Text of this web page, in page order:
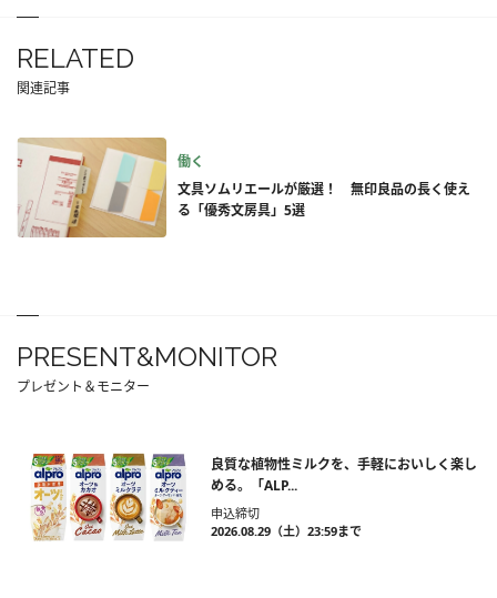
RELATED
関連記事
働く
文具ソムリエールが厳選！ 無印良品の長く使え
る「優秀文房具」5選
PRESENT&MONITOR
プレゼント＆モニター
良質な植物性ミルクを、手軽においしく楽し
める。「ALP...
申込締切
2026.08.29（土）23:59まで